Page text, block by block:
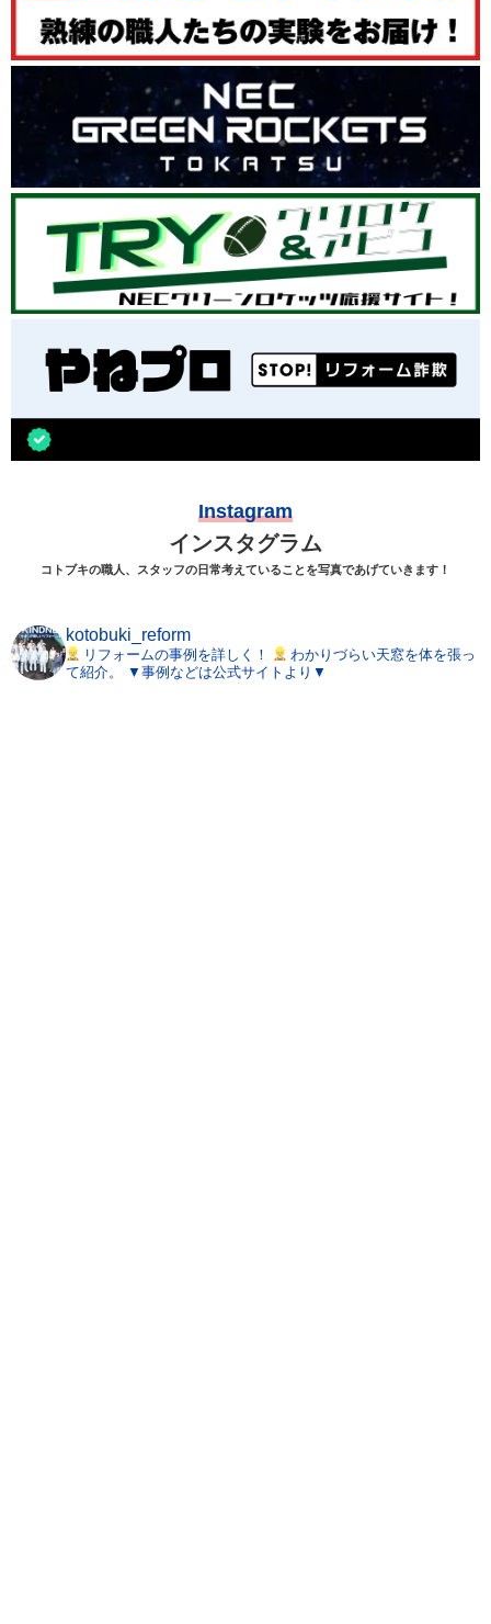
Instagram
インスタグラム
コトブキの職人、スタッフの日常考えていることを写真であげていきます！
kotobuki_reform
リフォームの事例を詳しく！
わかりづらい天窓を体を張っ
て紹介。
▼事例などは公式サイトより▼